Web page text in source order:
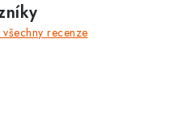
recenze